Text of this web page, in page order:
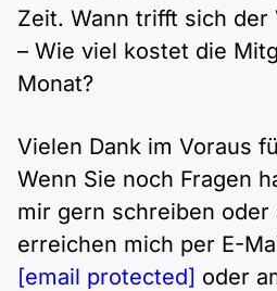
Zeit. Wann trifft sich der
– Wie viel kostet die
Monat?
Vielen Dank im Voraus
Wenn Sie noch Fragen
mir gern schreiben oder
erreichen mich per E-
[email protected] oder